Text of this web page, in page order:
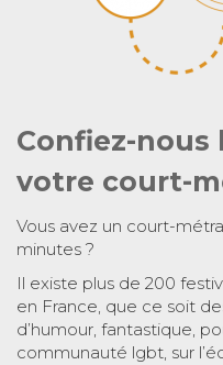
Confiez-
votre court-
Vous avez un court-
minutes ?
Il existe plus de 200
en France, que ce soit
d’humour, fantastique,
communauté lgbt, sur